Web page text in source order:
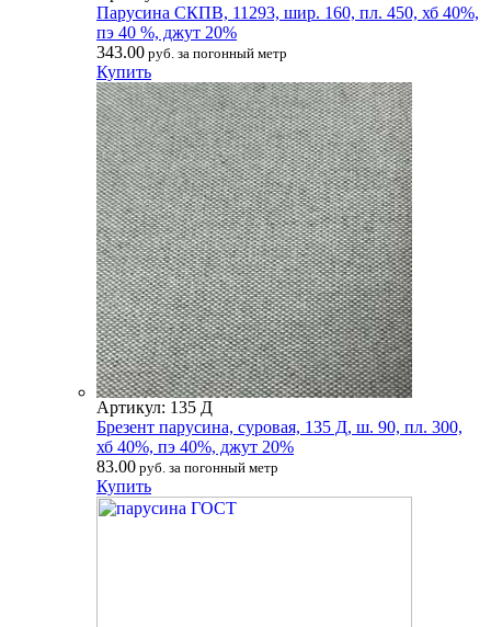
Парусина СКПВ, 11293, шир. 160, пл. 450, хб 40%,
пэ 40 %, джут 20%
343.00 руб. за погонный метр
Купить
Артикул: 135 Д
Брезент парусина, суровая, 135 Д, ш. 90, пл. 300,
хб 40%, пэ 40%, джут 20%
83.00 руб. за погонный метр
Купить